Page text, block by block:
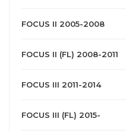
FOCUS II 2005-2008
FOCUS II (FL) 2008-2011
FOCUS III 2011-2014
FOCUS III (FL) 2015-